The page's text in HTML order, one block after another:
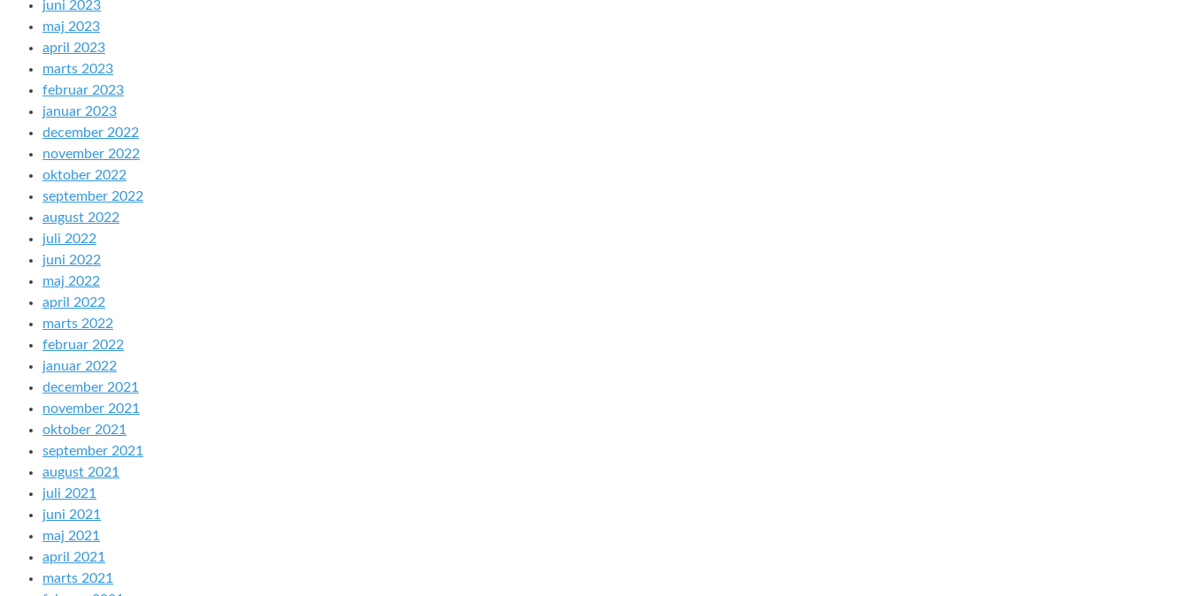
juni 2023
maj 2023
april 2023
marts 2023
februar 2023
januar 2023
december 2022
november 2022
oktober 2022
september 2022
august 2022
juli 2022
juni 2022
maj 2022
april 2022
marts 2022
februar 2022
januar 2022
december 2021
november 2021
oktober 2021
september 2021
august 2021
juli 2021
juni 2021
maj 2021
april 2021
marts 2021